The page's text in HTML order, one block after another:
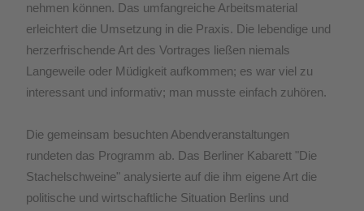
nehmen können. Das umfangreiche Arbeitsmaterial
erleichtert die Umsetzung in die Praxis. Die lebendige und
herzerfrischende Art des Vortrages ließen niemals
Langeweile oder Müdigkeit aufkommen; es war viel zu
interessant und informativ; man musste einfach zuhören.
Die gemeinsam besuchten Abendveranstaltungen
rundeten das Programm ab. Das Berliner Kabarett "Die
Stachelschweine" analysierte auf die ihm eigene Art die
politische und wirtschaftliche Situation Berlins und